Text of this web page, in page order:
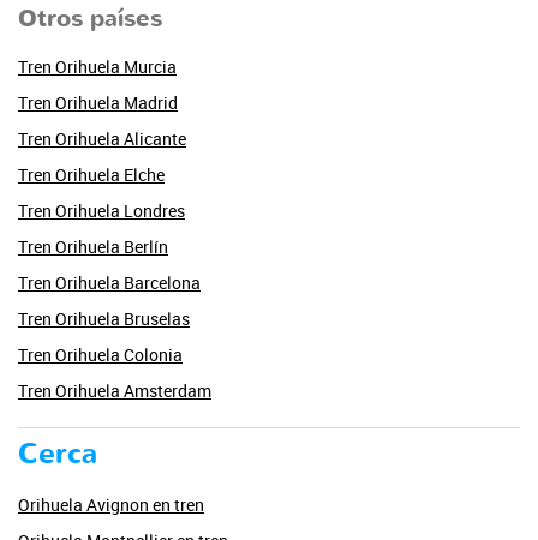
Otros países
Tren Orihuela Murcia
Tren Orihuela Madrid
Tren Orihuela Alicante
Tren Orihuela Elche
Tren Orihuela Londres
Tren Orihuela Berlín
Tren Orihuela Barcelona
Tren Orihuela Bruselas
Tren Orihuela Colonia
Tren Orihuela Amsterdam
Cerca
Orihuela Avignon en tren